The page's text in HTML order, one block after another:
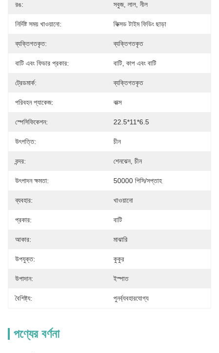
রঙ: সবুজ, লাল, নীল
নির্দিষ্ট সময় খাওয়ানো: ফিক্সড টাইম ফিডিং ছাড়া
ব্যক্তিগতকৃত: ব্যক্তিগতকৃত
বাটি এবং ফিডার প্রকার: বাটি, কাপ এবং বাটি
ট্রেডমার্ক: ব্যক্তিগতকৃত
পরিবহন প্যাকেজ: বাক্স
স্পেসিফিকেশন: 22.5*11*6.5
উৎপত্তি: চীন
বন্দর: শেনঝেন, চীন
উৎপাদন ক্ষমতা: 50000 পিসি/সপ্তাহ
ব্যবহার: খাওয়ানো
প্রকার: বাটি
আকার: মাঝারি
উপযুক্ত: কুকুর
উপাদান: ইস্পাত
বৈশিষ্ট্য: পুনর্ব্যবহারযোগ্য
পণ্যের বর্ণনা